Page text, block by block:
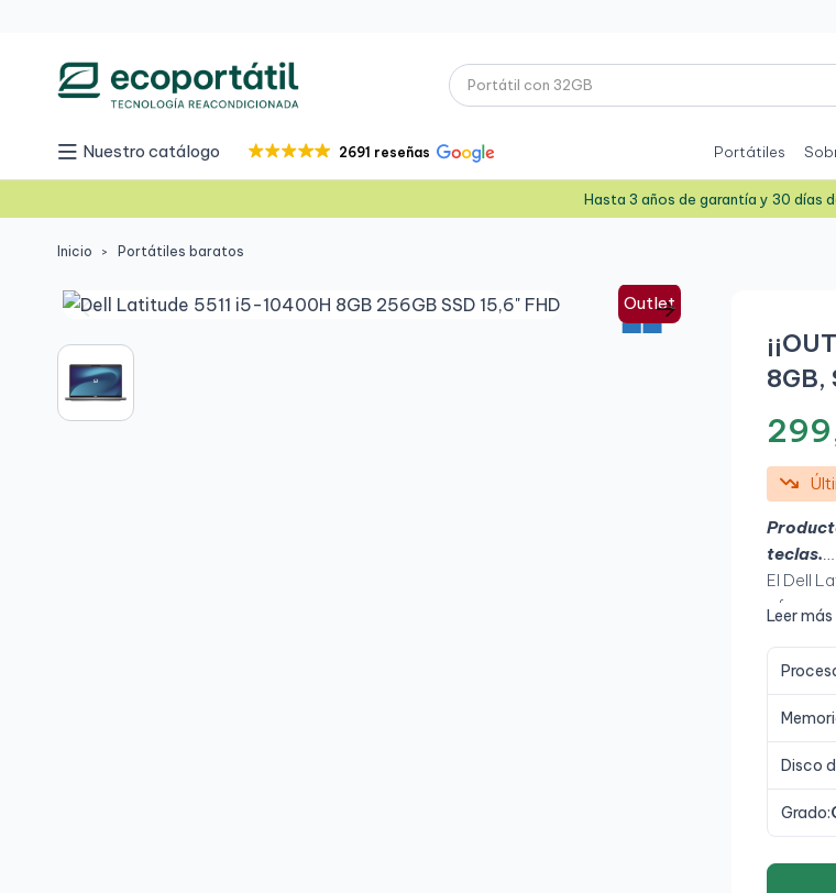
Nuestro catálogo 2691 reseñas Portátiles
Hasta 3 años de garantía y 30 días
Inicio Portátiles baratos
Outlet
8GB,
teclas.
El Dell
ofrecer
fluida en
Leer más
Disco
Grado: